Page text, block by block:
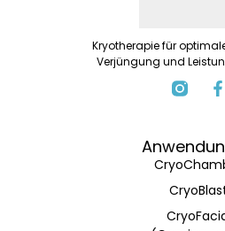
Kryotherapie für
Verjüngung und